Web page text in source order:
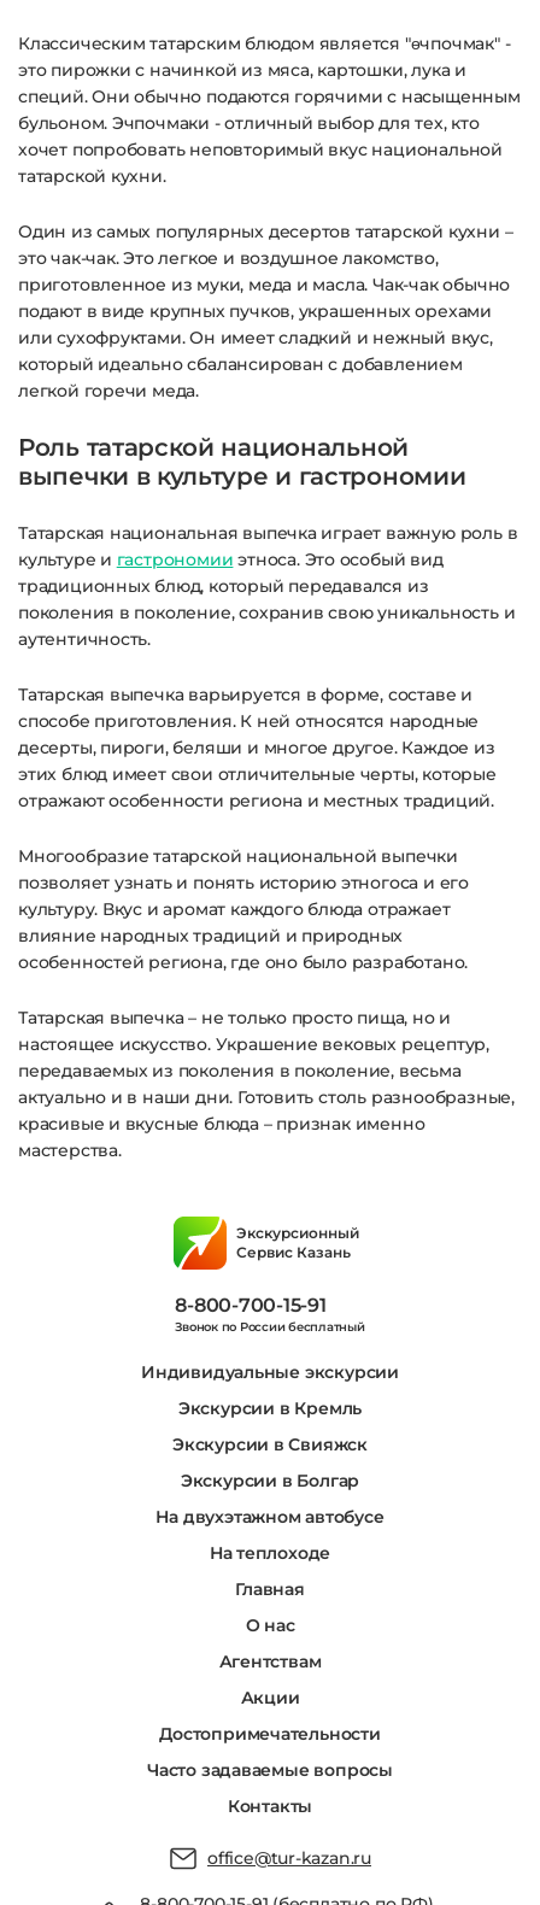
Классическим татарским блюдом является "өчпочмак" -
это пирожки с начинкой из мяса, картошки, лука и
специй. Они обычно подаются горячими с насыщенным
бульоном. Эчпочмаки - отличный выбор для тех, кто
хочет попробовать неповторимый вкус национальной
татарской кухни.
Один из самых популярных десертов татарской кухни –
это чак-чак. Это легкое и воздушное лакомство,
приготовленное из муки, меда и масла. Чак-чак обычно
подают в виде крупных пучков, украшенных орехами
или сухофруктами. Он имеет сладкий и нежный вкус,
который идеально сбалансирован с добавлением
легкой горечи меда.
Роль татарской национальной
выпечки в культуре и гастрономии
Татарская национальная выпечка играет важную роль в
культуре и гастрономии этноса. Это особый вид
традиционных блюд, который передавался из
поколения в поколение, сохранив свою уникальность и
аутентичность.
Татарская выпечка варьируется в форме, составе и
способе приготовления. К ней относятся народные
десерты, пироги, беляши и многое другое. Каждое из
этих блюд имеет свои отличительные черты, которые
отражают особенности региона и местных традиций.
Многообразие татарской национальной выпечки
позволяет узнать и понять историю этногоса и его
культуру. Вкус и аромат каждого блюда отражает
влияние народных традиций и природных
особенностей региона, где оно было разработано.
Татарская выпечка – не только просто пища, но и
настоящее искусство. Украшение вековых рецептур,
передаваемых из поколения в поколение, весьма
актуально и в наши дни. Готовить столь разнообразные,
красивые и вкусные блюда – признак именно
мастерства.
Экскурсионный
Сервис Казань
8-800-700-15-91
Звонок по России бесплатный
Индивидуальные экскурсии
Экскурсии в Кремль
Экскурсии в Свияжск
Экскурсии в Болгар
На двухэтажном автобусе
На теплоходе
Главная
О нас
Агентствам
Акции
Достопримечательности
Часто задаваемые вопросы
Контакты
office@tur-kazan.ru